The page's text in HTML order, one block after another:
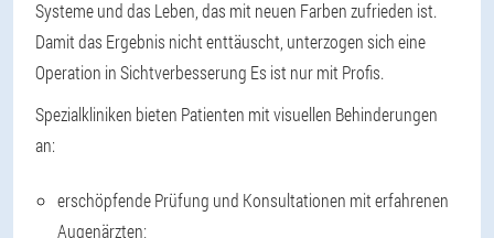
Systeme und das Leben, das mit neuen Farben zufrieden ist.
Damit das Ergebnis nicht enttäuscht, unterzogen sich eine
Operation inSichtverbesserung Es ist nur mit Profis.
Spezialkliniken bieten Patienten mit visuellen Behinderungen
an:
erschöpfende Prüfung und Konsultationen mit erfahrenen
Augenärzten;